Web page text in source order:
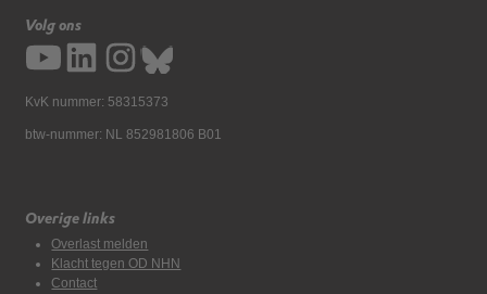
Volg ons
KvK nummer: 58315373
btw-nummer: NL 852981806 B01
Overige links
Overlast melden
Klacht tegen OD NHN
Contact